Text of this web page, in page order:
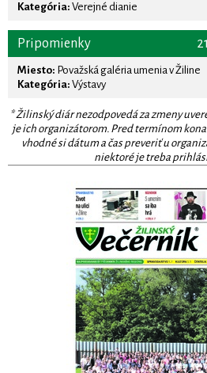
Kategória: Verejné dianie
Pripomienky
Miesto: Považská galéria umenia v Žiline
Kategória: Výstavy
* Žilinský diár nezodpovedá za zmeny
je ich organizátorom. Pred termínom
vhodné si dátum a čas preveriť u
niektoré je treba